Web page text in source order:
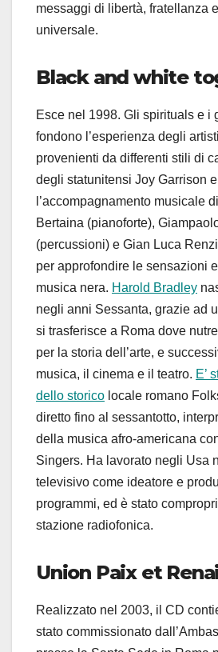
messaggi di libertà, fratellanza
universale.
Black and white
Esce nel 1998. Gli spirituals e i
fondono l’esperienza degli
provenienti da differenti stili di
degli statunitensi Joy Garrison
l’accompagnamento musicale
Bertaina (pianoforte),
(percussioni) e Gian Luca
per approfondire le sensazioni
musica nera. Harold Bradley
negli anni Sessanta, grazie ad
si trasferisce a Roma dove
per la storia dell’arte, e
musica, il cinema e il teatro. E’
dello storico locale romano
diretto fino al sessantotto,
della musica afro-americana
Singers. Ha lavorato negli Usa
televisivo come ideatore e
programmi, ed è stato
stazione radiofonica.
Union Paix et
Realizzato nel 2003, il CD
stato commissionato